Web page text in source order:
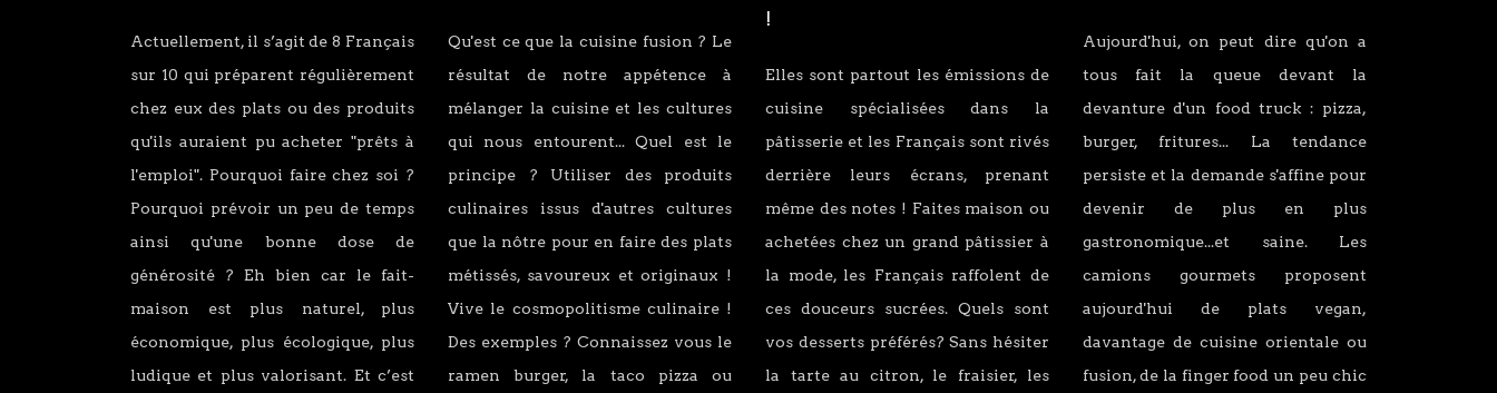
Actuellement, il s’agit de 8 Français
sur 10 qui préparent régulièrement
chez eux des plats ou des produits
qu'ils auraient pu acheter "prêts à
l'emploi". Pourquoi faire chez soi ?
Pourquoi prévoir un peu de temps
ainsi qu'une bonne dose de
générosité ? Eh bien car le fait-
maison est plus naturel, plus
économique, plus écologique, plus
ludique et plus valorisant. Et c’est
Qu'est ce que la cuisine fusion ? Le
résultat de notre appétence à
mélanger la cuisine et les cultures
qui nous entourent... Quel est le
principe ? Utiliser des produits
culinaires issus d'autres cultures
que la nôtre pour en faire des plats
métissés, savoureux et originaux !
Vive le cosmopolitisme culinaire !
Des exemples ? Connaissez vous le
ramen burger, la taco pizza ou
!
Elles sont partout les émissions de
cuisine spécialisées dans la
pâtisserie et les Français sont rivés
derrière leurs écrans, prenant
même des notes ! Faites maison ou
achetées chez un grand pâtissier à
la mode, les Français raffolent de
ces douceurs sucrées. Quels sont
vos desserts préférés? Sans hésiter
la tarte au citron, le fraisier, les
Aujourd'hui, on peut dire qu'on a
tous fait la queue devant la
devanture d'un food truck : pizza,
burger, fritures... La tendance
persiste et la demande s'affine pour
devenir de plus en plus
gastronomique...et saine. Les
camions gourmets proposent
aujourd'hui de plats vegan,
davantage de cuisine orientale ou
fusion, de la finger food un peu chic